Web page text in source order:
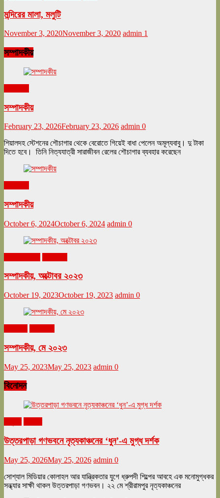
মন্দিরের মালা, মলুটি
November 3, 2020November 3, 2020 admin 1
সম্পাদকীয়
সম্পাদকীয়
February 23, 2026February 23, 2026 admin 0
শিয়ালদহ স্টেশনের শৌচাগার থেকে বেরোতে গিয়েই বাধা পেলেন অমূল্যবাবু। দু টাকা
দিতে হবে। তিনি নিত্যযাত্রী সারাজীবন রেলের শৌচাগার ব্যবহার করেছেন
সম্পাদকীয়
October 6, 2024October 6, 2024 admin 0
সম্পাদকীয়, অক্টোবর ২০২৩
October 19, 2023October 19, 2023 admin 0
সম্পাদকীয়, মে ২০২৩
May 25, 2023May 25, 2023 admin 0
বিনোদন
উত্তরপাড়া গণভবনে নৃত্যকাঞ্চনের ‘ধুন’-এ মুগ্ধ দর্শক
May 25, 2026May 25, 2026 admin 0
সোশ্যাল মিডিয়ার কোলাহল আর যান্ত্রিকতার যুগে ধ্রুপদী শিল্পের আবহে এক মনোমুগ্ধকর
সন্ধ্যার সাক্ষী থাকল উত্তরপাড়া গণভবন। ২২ মে শ্রীরামপুর নৃত্যকাঞ্চনের